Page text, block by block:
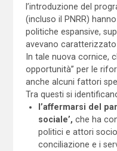
l’introduzione del
(incluso il PNRR)
politiche espansive,
avevano caratterizzato
In tale nuova cornice,
opportunità” per le
anche alcuni fattori
Tra questi si
l’affermarsi del
sociale’, che ha
politici e attori
conciliazione e i